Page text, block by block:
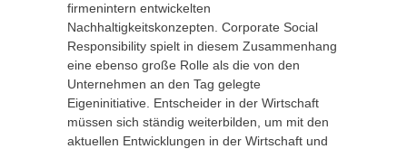
firmenintern entwickelten
Nachhaltigkeitskonzepten. Corporate Social
Responsibility spielt in diesem Zusammenhang
eine ebenso große Rolle als die von den
Unternehmen an den Tag gelegte
Eigeninitiative. Entscheider in der Wirtschaft
müssen sich ständig weiterbilden, um mit den
aktuellen Entwicklungen in der Wirtschaft und